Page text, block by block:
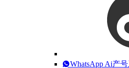
WhatsApp Ai产